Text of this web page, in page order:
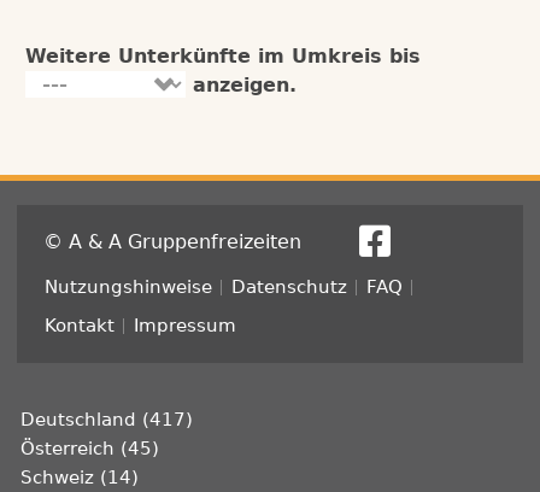
Weitere Unterkünfte im Umkreis bis
anzeigen.
© A & A Gruppenfreizeiten
Fußzeile
Nutzungshinweise Datenschutz
FAQ
Kontakt
Impressum
Deutschland (417)
Österreich (45)
Schweiz (14)